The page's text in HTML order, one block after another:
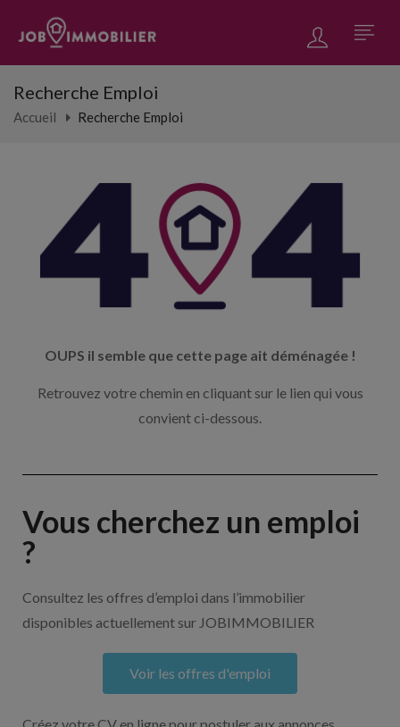
Recherche Emploi
Accueil Recherche Emploi
OUPS il semble que cette page ait déménagée !
Retrouvez votre chemin en cliquant sur le lien qui vous
convient ci-dessous.
Vous cherchez un emploi
?
Consultez les offres d’emploi dans l’immobilier
disponibles actuellement sur JOBIMMOBILIER
Voir les offres d'emploi
Créez votre CV en ligne pour postuler aux annonces